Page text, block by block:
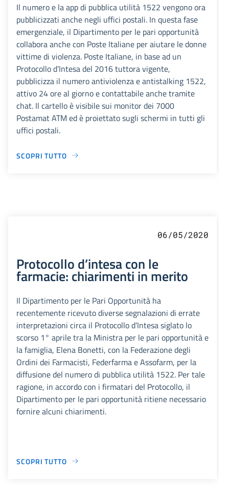
Il numero e la app di pubblica utilità 1522 vengono ora
pubblicizzati anche negli uffici postali. In questa fase
emergenziale, il Dipartimento per le pari opportunità
collabora anche con Poste Italiane per aiutare le donne
vittime di violenza. Poste Italiane, in base ad un
Protocollo d’Intesa del 2016 tuttora vigente,
pubblicizza il numero antiviolenza e antistalking 1522,
attivo 24 ore al giorno e contattabile anche tramite
chat. Il cartello è visibile sui monitor dei 7000
Postamat ATM ed è proiettato sugli schermi in tutti gli
uffici postali.
SCOPRI TUTTO
06/05/2020
Protocollo d’intesa con le
farmacie: chiarimenti in merito
Il Dipartimento per le Pari Opportunità ha
recentemente ricevuto diverse segnalazioni di errate
interpretazioni circa il Protocollo d’Intesa siglato lo
scorso 1° aprile tra la Ministra per le pari opportunità e
la famiglia, Elena Bonetti, con la Federazione degli
Ordini dei Farmacisti, Federfarma e Assofarm, per la
diffusione del numero di pubblica utilità 1522. Per tale
ragione, in accordo con i firmatari del Protocollo, il
Dipartimento per le pari opportunità ritiene necessario
fornire alcuni chiarimenti.
SCOPRI TUTTO